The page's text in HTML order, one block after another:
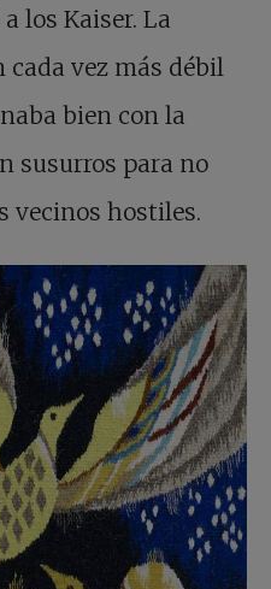
los Kaiser. La
cada vez más débil
bien con la
susurros para no
vecinos hostiles.